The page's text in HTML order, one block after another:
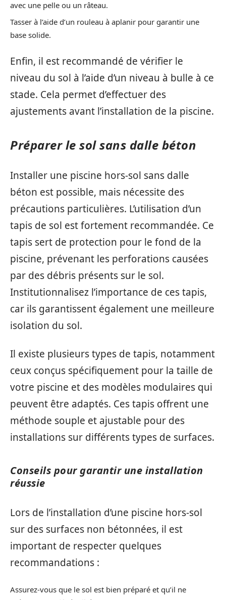
avec une pelle ou un râteau.
Tasser à l’aide d’un rouleau à aplanir pour garantir une
base solide.
Enfin, il est recommandé de vérifier le
niveau du sol à l’aide d’un niveau à bulle à ce
stade. Cela permet d’effectuer des
ajustements avant l’installation de la piscine.
Préparer le sol sans dalle béton
Installer une piscine hors-sol sans dalle
béton est possible, mais nécessite des
précautions particulières. L’utilisation d’un
tapis de sol est fortement recommandée. Ce
tapis sert de protection pour le fond de la
piscine, prévenant les perforations causées
par des débris présents sur le sol.
Institutionnalisez l’importance de ces tapis,
car ils garantissent également une meilleure
isolation du sol.
Il existe plusieurs types de tapis, notamment
ceux conçus spécifiquement pour la taille de
votre piscine et des modèles modulaires qui
peuvent être adaptés. Ces tapis offrent une
méthode souple et ajustable pour des
installations sur différents types de surfaces.
Conseils pour garantir une installation
réussie
Lors de l’installation d’une piscine hors-sol
sur des surfaces non bétonnées, il est
important de respecter quelques
recommandations :
Assurez-vous que le sol est bien préparé et qu’il ne